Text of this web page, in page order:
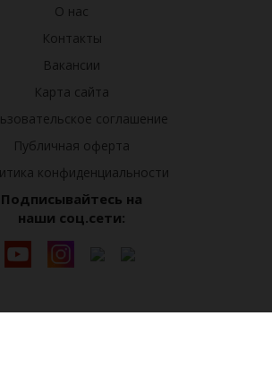
О нас
Контакты
Вакансии
Карта сайта
соглашение
Публичная оферта
конфиденциальности
Подписывайтесь на
наши соц.сети: